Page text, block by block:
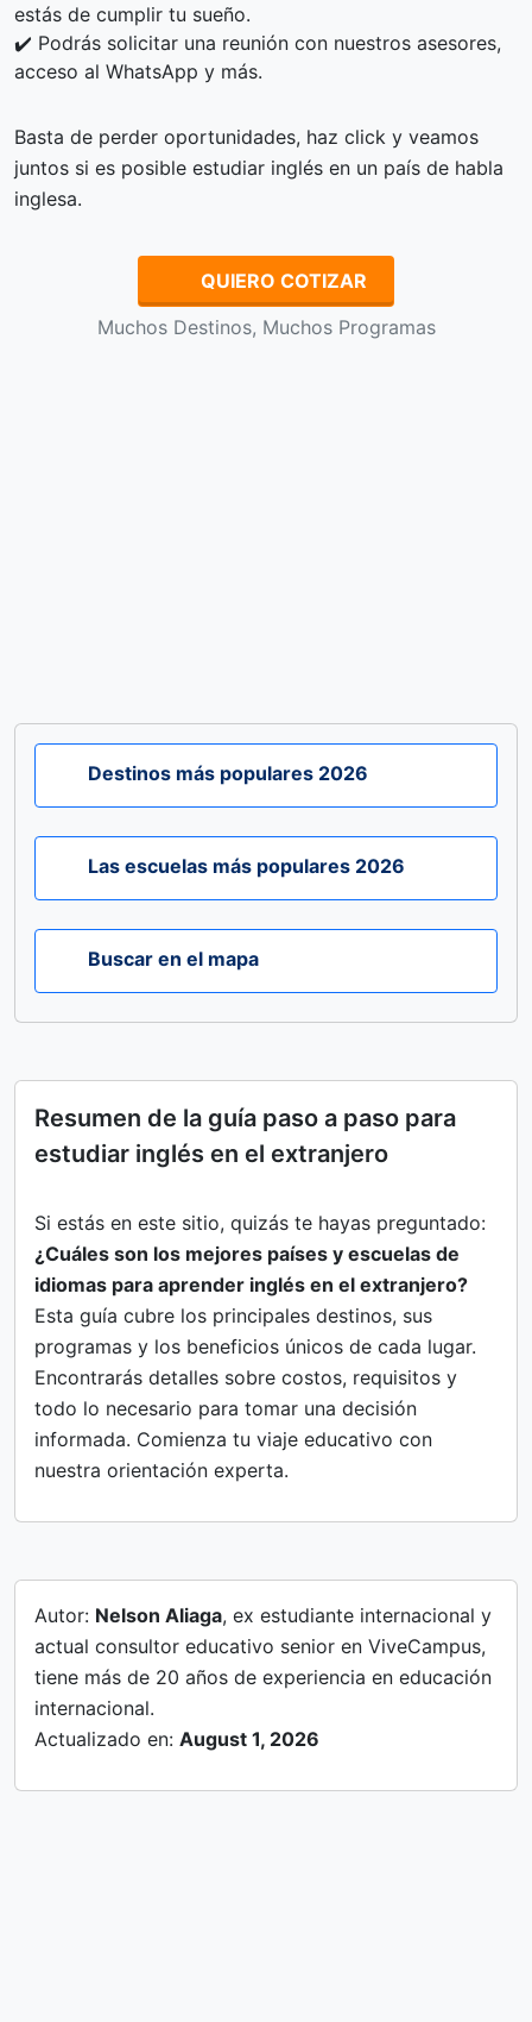
estás de cumplir tu sueño.
✔️ Podrás solicitar una reunión con nuestros asesores,
acceso al WhatsApp y más.
Basta de perder oportunidades, haz click y veamos
juntos si es posible estudiar inglés en un país de habla
inglesa.
QUIERO COTIZAR
Muchos Destinos, Muchos Programas
Destinos más populares 2026
Las escuelas más populares 2026
Buscar en el mapa
Resumen de la guía paso a paso para
estudiar inglés en el extranjero
Si estás en este sitio, quizás te hayas preguntado:
¿Cuáles son los mejores países y escuelas de
idiomas para aprender inglés en el extranjero?
Esta guía cubre los principales destinos, sus
programas y los beneficios únicos de cada lugar.
Encontrarás detalles sobre costos, requisitos y
todo lo necesario para tomar una decisión
informada. Comienza tu viaje educativo con
nuestra orientación experta.
Autor: Nelson Aliaga, ex estudiante internacional y
actual consultor educativo senior en ViveCampus,
tiene más de 20 años de experiencia en educación
internacional.
Actualizado en: August 1, 2026